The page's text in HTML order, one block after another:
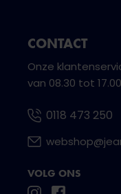
CONTACT
Onze
van 08.30 tot
0118 473 250
VOLG ONS